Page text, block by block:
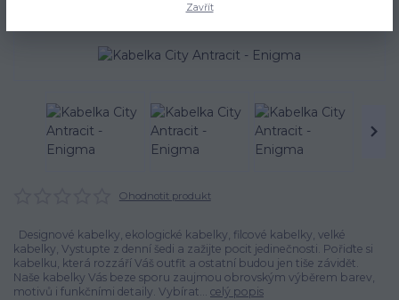
Ohodnotit produkt
Designové kabelky, ekologické kabelky, filcové kabelky, velké
kabelky, Vystupte z denní šedi a zažijte pocit jedinečnosti. Pořiďte si
kabelku, která rozzáří Váš outfit a ostatní budou jen tiše závidět.
Naše kabelky Vás beze sporu zaujmou obrovským výběrem barev,
motivů i funkčními detaily. Vybírat... celý popis
Zavřít